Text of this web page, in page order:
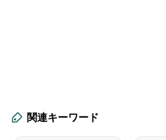
関連キーワード